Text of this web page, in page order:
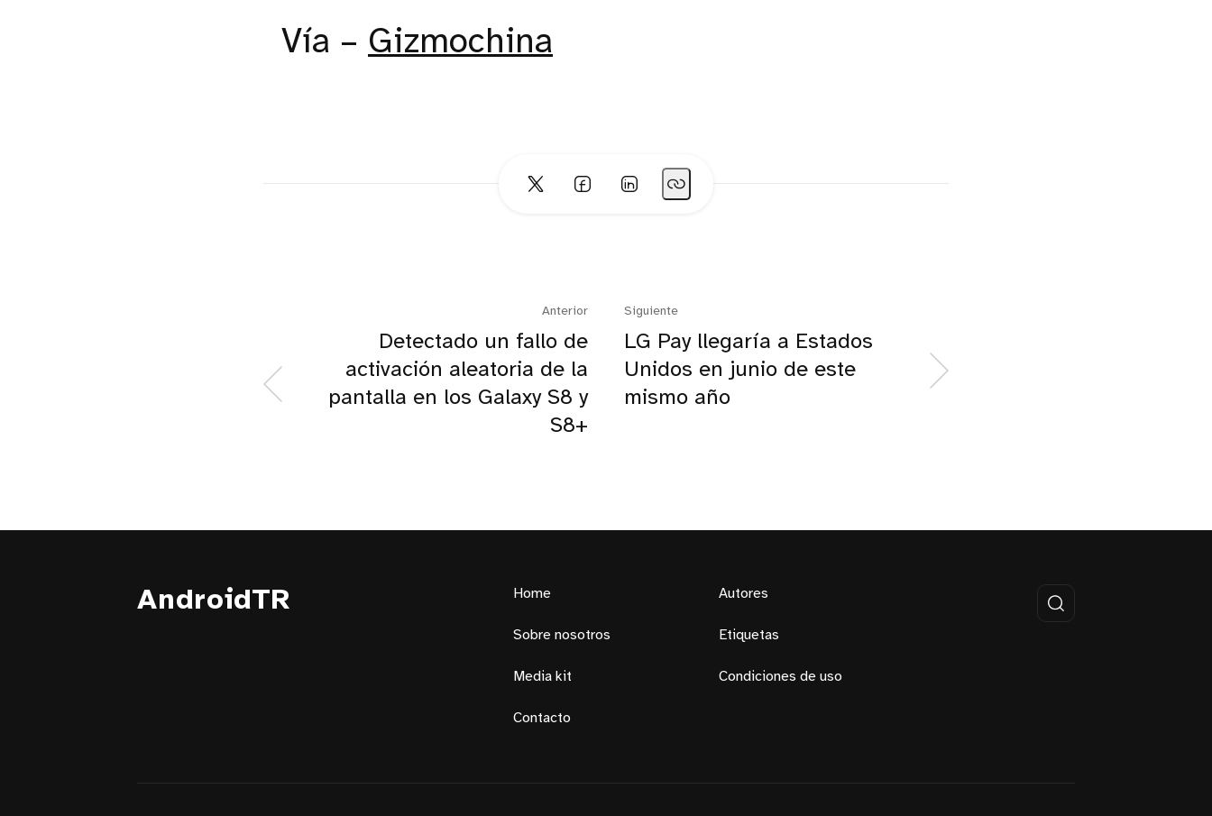
Vía – Gizmochina
Siguiente
LG Pay llegaría a Estados
Unidos en junio de este
mismo año
Anterior
Detectado un fallo de
activación aleatoria de la
pantalla en los Galaxy S8 y
S8+
AndroidTR Home
Sobre nosotros
Media kit
Contacto
Autores
Etiquetas
Condiciones de uso